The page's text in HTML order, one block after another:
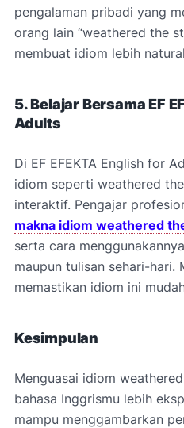
pengalaman pribadi yang
orang lain “weathered the
membuat idiom lebih
5. Belajar Bersama EF
Adults
Di EF EFEKTA English for
idiom seperti weathered
interaktif. Pengajar
makna idiom weathered
serta cara
maupun tulisan sehari-hari.
memastikan idiom ini
Kesimpulan
Menguasai idiom
bahasa Inggrismu lebih
mampu menggambarkan